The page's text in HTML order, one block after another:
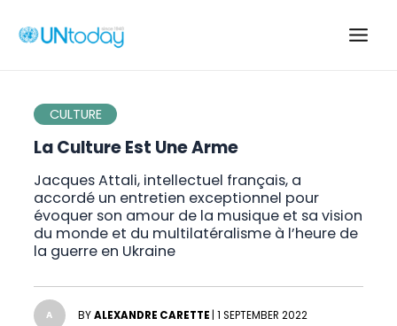
Main
CULTURE
La Culture Est Une Arme
Jacques Attali, intellectuel français, a
accordé un entretien exceptionnel pour
évoquer son amour de la musique et sa vision
du monde et du multilatéralisme à l’heure de
la guerre en Ukraine
A BYALEXANDRE CARETTE | 1 SEPTEMBER 2022